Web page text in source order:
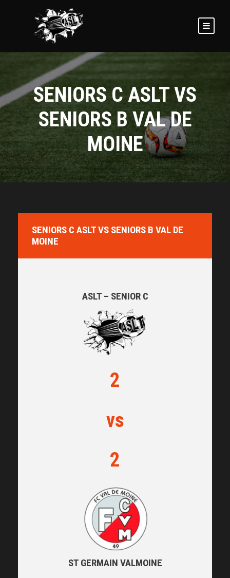
SENIORS C ASLT VS
SENIORS B VAL DE
MOINE
SENIORS C ASLT VS SENIORS B VAL DE
MOINE
ASLT – SENIOR C
2
vs
2
ST GERMAIN VALMOINE